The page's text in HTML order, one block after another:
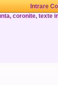
Intrare
coronite,